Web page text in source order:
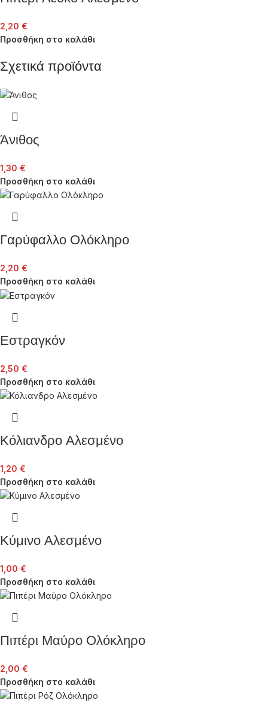
2,20 €
Προσθήκη στο καλάθι
Σχετικά προϊόντα
Άνιθος
1,30 €
Προσθήκη στο καλάθι
Γαρύφαλλο Ολόκληρο
2,20 €
Προσθήκη στο καλάθι
Εστραγκόν
2,50 €
Προσθήκη στο καλάθι
Κόλιανδρο Αλεσμένο
1,20 €
Προσθήκη στο καλάθι
Κύμινο Αλεσμένο
1,00 €
Προσθήκη στο καλάθι
Πιπέρι Μαύρο Ολόκληρο
2,00 €
Προσθήκη στο καλάθι